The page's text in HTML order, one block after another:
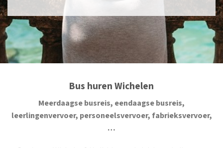
Bus huren Wichelen
Meerdaagse busreis, eendaagse busreis,
leerlingenvervoer, personeelsvervoer, fabrieksvervoer,
…